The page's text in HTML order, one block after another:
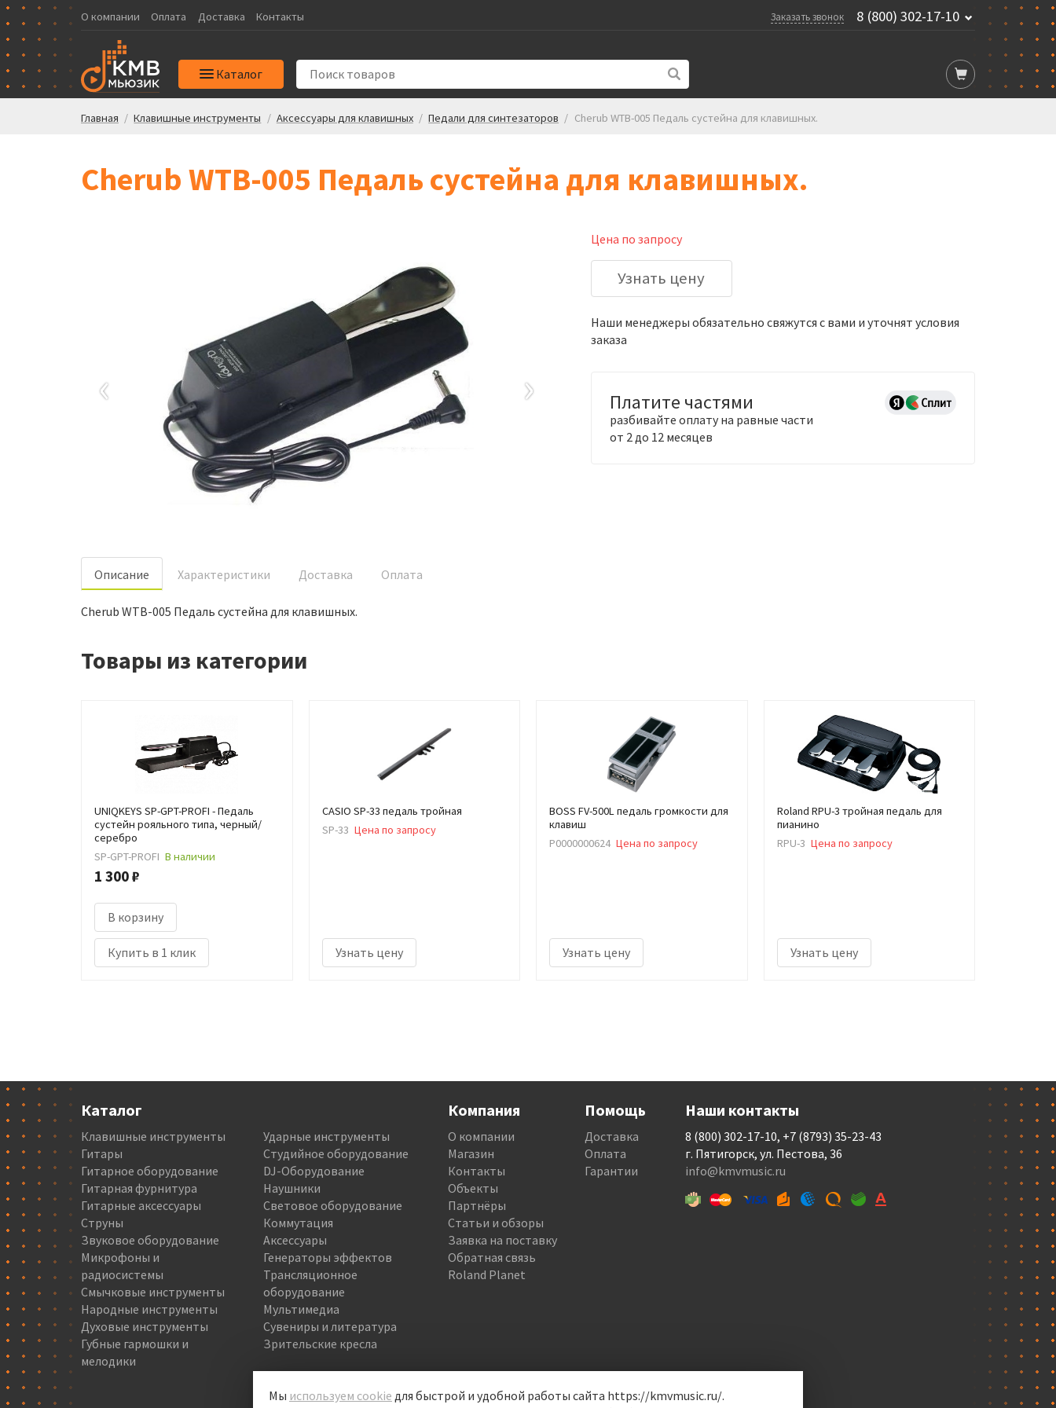
О компании Оплата Доставка Контакты Заказать звонок 8 (800) 302-17-10
Каталог
Главная / Клавишные инструменты / Аксессуары для клавишных / Педали для синтезаторов / Cherub WTB-005 Педаль сустейна для клавишных.
Cherub WTB-005 Педаль сустейна для клавишных.
‹ ›
Цена по запросу
Узнать цену
Наши менеджеры обязательно свяжутся с вами и уточнят условия
заказа
Платите частями
разбивайте оплату на равные части
от 2 до 12 месяцев
Oписание Характеристики Доставка Оплата
Cherub WTB-005 Педаль сустейна для клавишных.
Товары из категории
UNIQKEYS SP-GPT-PROFI - Педаль
сустейн рояльного типа, черный/
серебро
SP-GPT-PROFI В наличии
1 300 ₽
В корзину
Купить в 1 клик
CASIO SP-33 педаль тройная
SP-33 Цена по запросу
Узнать цену
BOSS FV-500L педаль громкости для
клавиш
Р0000000624 Цена по запросу
Узнать цену
Roland RPU-3 тройная педаль для
пианино
RPU-3 Цена по запросу
Узнать цену
Каталог
Клавишные инструменты
Гитары
Гитарное оборудование
Гитарная фурнитура
Гитарные аксессуары
Струны
Звуковое оборудование
Микрофоны и
радиосистемы
Смычковые инструменты
Народные инструменты
Духовые инструменты
Губные гармошки и
мелодики
Ударные инструменты
Студийное оборудование
DJ-Оборудование
Наушники
Световое оборудование
Коммутация
Аксессуары
Генераторы эффектов
Трансляционное
оборудование
Мультимедиа
Сувениры и литература
Зрительские кресла
Компания
О компании
Магазин
Контакты
Объекты
Партнёры
Статьи и обзоры
Заявка на поставку
Обратная связь
Roland Planet
Помощь
Доставка
Оплата
Гарантии
Наши контакты
8 (800) 302-17-10, +7 (8793) 35-23-43
г. Пятигорск, ул. Пестова, 36
info@kmvmusic.ru
Мы используем cookie для быстрой и удобной работы сайта https://kmvmusic.ru/.